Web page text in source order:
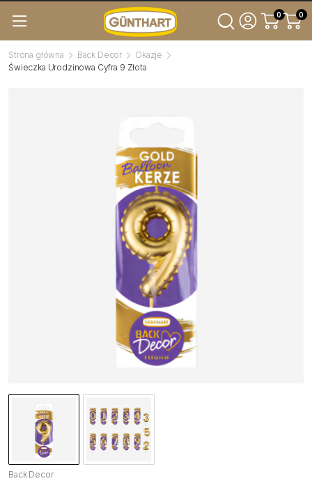
0 0
Strona główna Back Decor
Okazje
Świeczka Urodzinowa Cyfra 9 Złota
Back Decor